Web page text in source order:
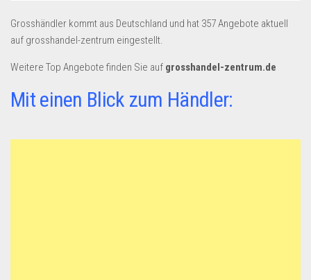
Amazon
Aldi
Lidl
Kostenlos verkaufen
Grosshändler kommt aus Deutschland und hat 357 Angebote aktuell
auf grosshandel-zentrum eingestellt.
Weitere Top Angebote finden Sie auf grosshandel-zentrum.de
Mit einen Blick zum Händler: